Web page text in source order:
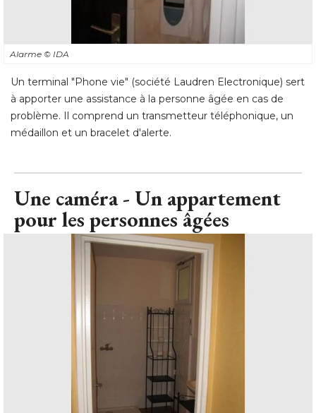
Alarme © IDA
Un terminal "Phone vie" (société Laudren Electronique) sert
à apporter une assistance à la personne âgée en cas de
problème. Il comprend un transmetteur téléphonique, un
médaillon et un bracelet d'alerte.
Une caméra - Un appartement
pour les personnes âgées